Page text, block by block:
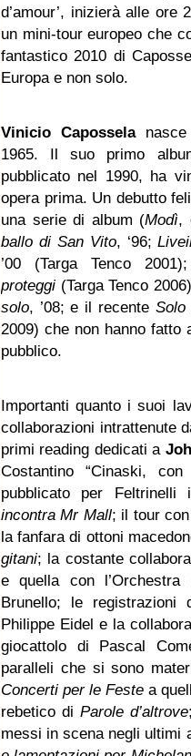
d’amour’, inizierà alle ore
un mini-tour europeo che
fantastico 2010 di
Europa e non solo.
Vinicio Caposselanasce
1965. Il suo primo
pubblicato nel 1990, ha
opera prima. Un debutto
una serie di album (Modì,
ballo di San Vito, ‘96;
’00 (Targa Tenco
proteggi (Targa Tenco
solo, ’08; e il recente Solo
2009) che non hanno fatto
pubblico.
Importanti quanto i suoi
collaborazioni intrattenute
primi reading dedicati a
Costantino “Cinaski,
pubblicato per
incontra Mr Mall; il tour
la fanfara di ottoni
gitani; la costante
e quella con l’Orchestra
Brunello; le registrazioni
Philippe Eidel e la
giocattolo di Pascal
paralleli che si sono
Concerti per le Feste a
rebetico di Parole d’altrove
messi in scena negli ultimi